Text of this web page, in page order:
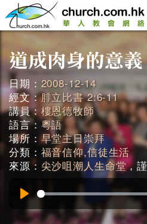
日期： 2008-12-14
經文：腓立比書 2:6-11
講員：樓恩德牧師
語言：粵語
場所：早堂主日崇拜
分類： 福音信仰,信徒生活
來源： 尖沙咀潮人生命堂，